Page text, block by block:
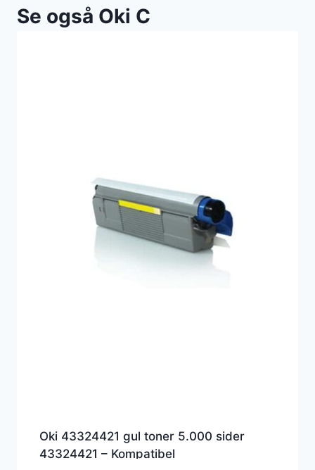
Se også Oki C
Oki 43324421 gul toner 5.000 sider
43324421 – Kompatibel